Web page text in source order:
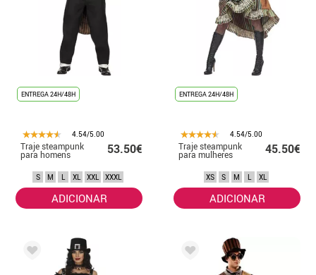
ENTREGA 24H/48H
4.54/5.00
Traje steampunk
para homens 53.50€
S M L XL XXL XXXL
ADICIONAR
ENTREGA 24H/48H
4.54/5.00
Traje steampunk
para mulheres 45.50€
XS S M L XL
ADICIONAR